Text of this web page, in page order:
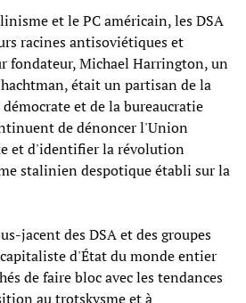
et le PC américain, les DSA
racines antisoviétiques et
fondateur, Michael Harrington, un
était un partisan de la
et de la bureaucratie
de dénoncer l'Union
et d'identifier la révolution
stalinien despotique établi sur la
jacent des DSA et des groupes
d'État du monde entier
de faire bloc avec les tendances
au trotskysme et à